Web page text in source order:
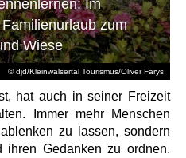
© djd/Kleinwalsertal Tourismus/Oliver Farys
Im
zum
Wiese
hat auch in seiner Freizeit
Immer mehr Menschen
zu lassen, sondern
Gedanken zu ordnen.